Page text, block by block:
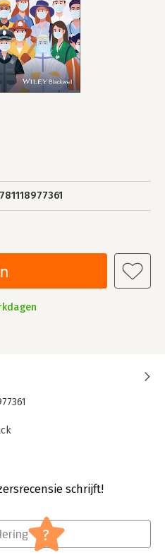
schrijft!
?